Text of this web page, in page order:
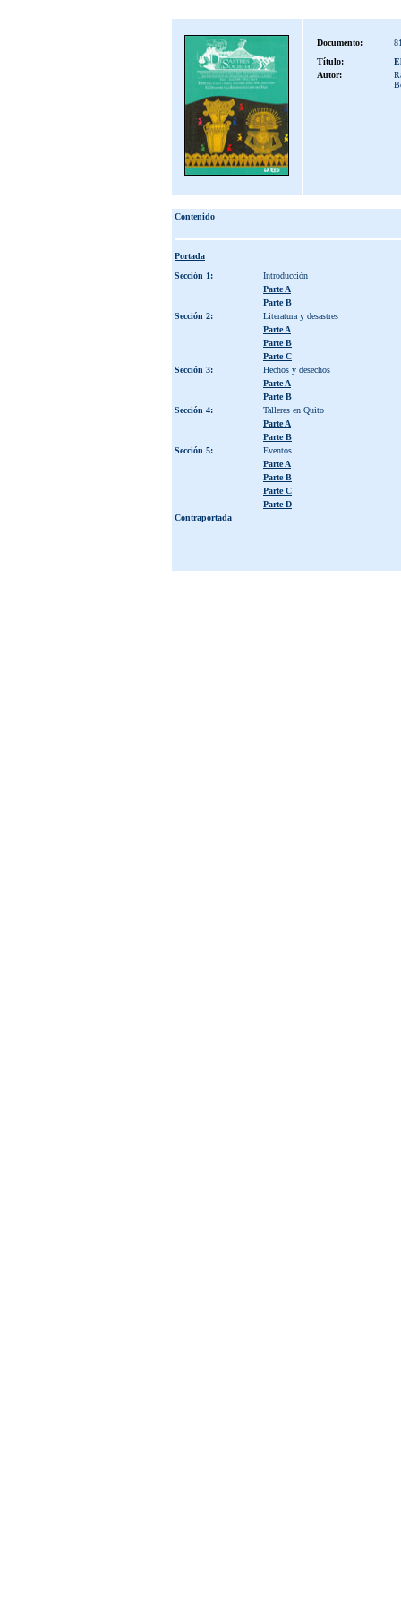
Documento:
Título:
Autor:
Contenido
Portada
Sección 1:
Introducción
Parte A
Parte B
Sección 2:
Literatura y desastres
Parte A
Parte B
Parte C
Sección 3:
Hechos y desechos
Parte A
Parte B
Sección 4:
Talleres en Quito
Parte A
Parte B
Sección 5:
Eventos
Parte A
Parte B
Parte C
Parte D
Contraportada